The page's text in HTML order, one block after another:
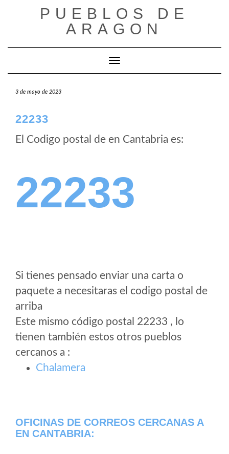
PUEBLOS DE
ARAGON
Cambiar modo de navegación
3 de mayo de 2023
22233
El Codigo postal de en Cantabria es:
22233
Si tienes pensado enviar una carta o
paquete a necesitaras el codigo postal de
arriba
Este mismo código postal 22233 , lo
tienen también estos otros pueblos
cercanos a :
Chalamera
OFICINAS DE CORREOS CERCANAS A
EN CANTABRIA: